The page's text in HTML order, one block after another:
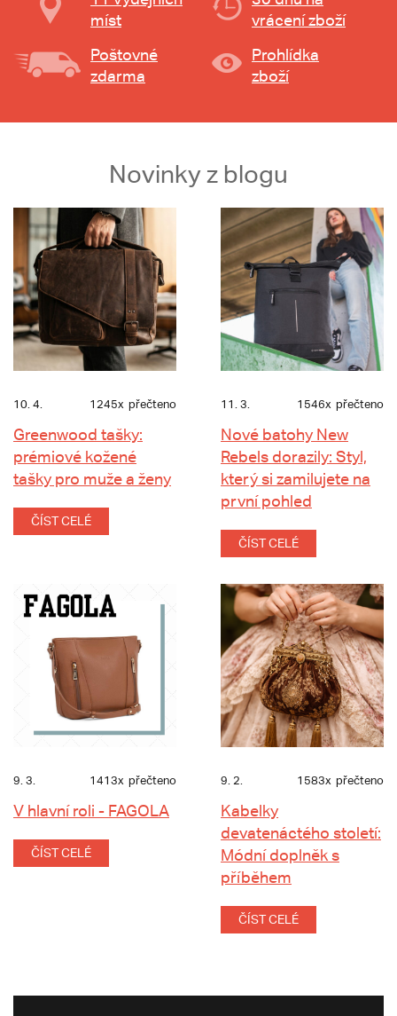
míst
vrácení zboží
Poštovné
zdarma
Prohlídka
zboží
Novinky z blogu
10. 4. 1245x přečteno
Greenwood tašky:
prémiové kožené
tašky pro muže a ženy
ČÍST CELÉ
11. 3. 1546x přečteno
Nové batohy New
Rebels dorazily: Styl,
který si zamilujete na
první pohled
ČÍST CELÉ
9. 3. 1413x přečteno
V hlavní roli - FAGOLA
ČÍST CELÉ
9. 2. 1583x přečteno
Kabelky
devatenáctého století:
Módní doplněk s
příběhem
ČÍST CELÉ